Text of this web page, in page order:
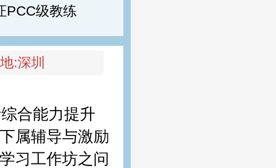
PCC级教练
:深圳
合能力提升
属辅导与激励
习工作坊之问